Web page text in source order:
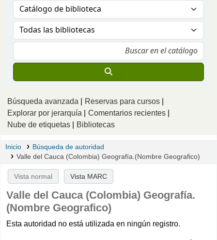
Búsqueda avanzada
Reservas para cursos
Explorar por jerarquía
Comentarios recientes
Nube de etiquetas
Bibliotecas
Inicio
Búsqueda de autoridad
Valle del Cauca (Colombia) Geografía.(Nombre Geografico)
Vista normal Vista MARC
Valle del Cauca (Colombia) Geografía.
(Nombre Geografico)
Esta autoridad no está utilizada en ningún registro.